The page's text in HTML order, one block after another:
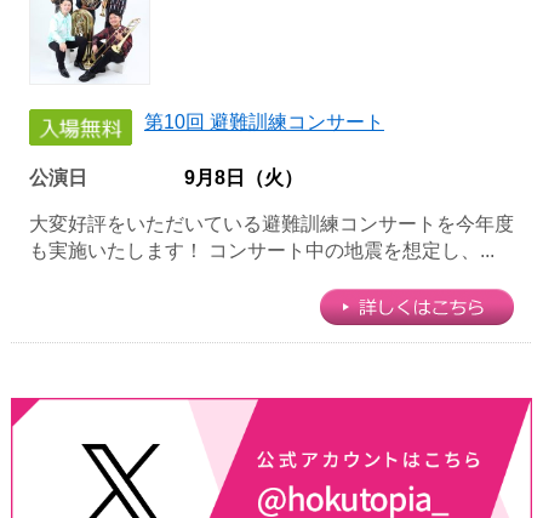
第10回 避難訓練コンサート
公演日 9月8日（火）
大変好評をいただいている避難訓練コンサートを今年度
も実施いたします！ コンサート中の地震を想定し、...